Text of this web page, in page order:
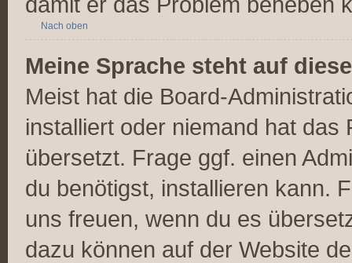
Nach oben
Meine Sprache steht auf
Meist hat die Board-
installiert oder niemand hat
übersetzt. Frage ggf. einen
du benötigst, installieren kann.
uns freuen, wenn du es
dazu können auf der Website